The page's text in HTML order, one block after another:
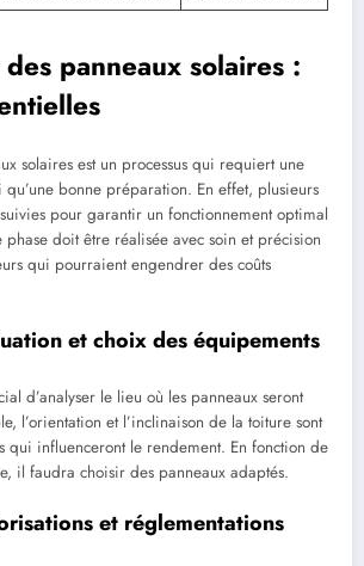
panneaux solaires :
solaires est un processus qui requiert une
bonne préparation. En effet, plusieurs
pour garantir un fonctionnement optimal
phase doit être réalisée avec soin et précision
qui pourraient engendrer des coûts
et choix des équipements
d’analyser le lieu où les panneaux seront
l’orientation et l’inclinaison de la toiture sont
qui influenceront le rendement. En fonction de
il faudra choisir des panneaux adaptés.
et réglementations